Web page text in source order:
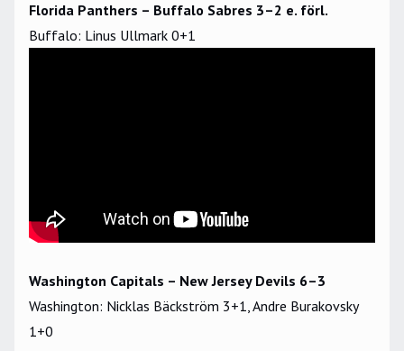
Florida Panthers – Buffalo Sabres 3–2 e. förl.
Buffalo: Linus Ullmark 0+1
Washington Capitals – New Jersey Devils 6–3
Washington: Nicklas Bäckström 3+1, Andre Burakovsky
1+0